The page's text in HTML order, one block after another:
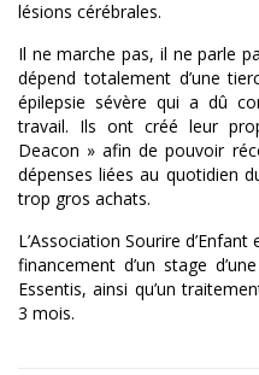
lésions cérébrales.
Il ne marche pas, il ne parle
dépend totalement d’une
épilepsie sévère qui a dû
travail. Ils ont créé leur
Deacon » afin de pouvoir
dépenses liées au quotidien
trop gros achats.
L’Association Sourire
financement d’un stage
Essentis, ainsi qu’un
3 mois.